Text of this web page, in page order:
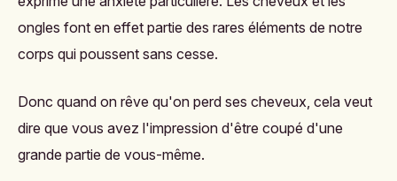
ongles font en effet partie des rares éléments de notre
corps qui poussent sans cesse.
Donc quand on rêve qu'on perd ses cheveux, cela veut
dire que vous avez l'impression d'être coupé d'une
grande partie de vous-même.